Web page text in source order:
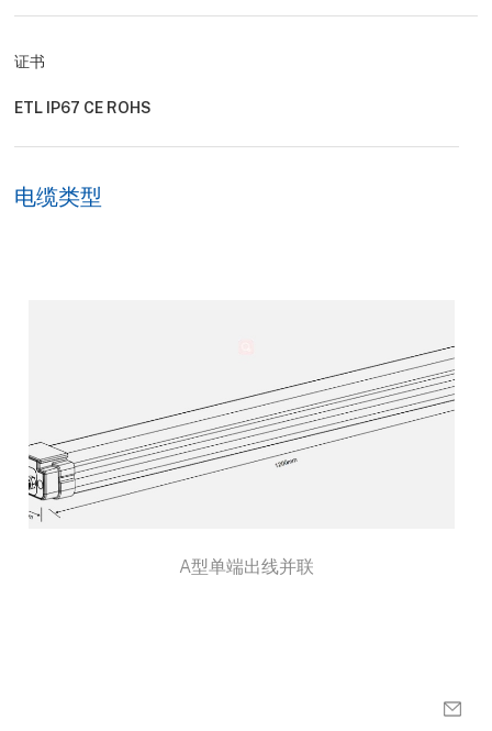
证书
ETL IP67 CE ROHS
电缆类型
A型单端出线并联